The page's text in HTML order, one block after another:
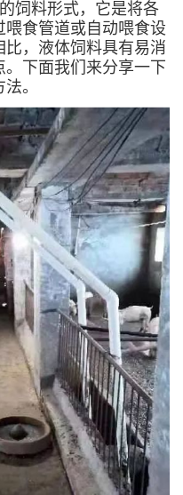
饲料形式，它是将各
食管道或自动喂食设
，液体饲料具有易消
下面我们来分享一下
。